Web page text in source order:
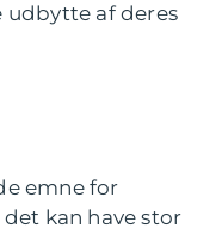
udbytte af deres
emne for
kan have stor